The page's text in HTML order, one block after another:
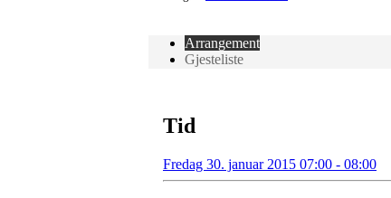
Arrangement
Gjesteliste
Tid
Fredag 30. januar 2015 07:00 - 08:00